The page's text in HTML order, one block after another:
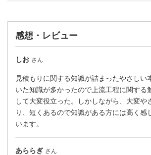
感想・レビュー
しお さん
見積もりに関する知識が詰まったやさしい
いた知識が多かったので上流工程に関する
して大変役立った。しかしながら、大変や
り、短くあるので知識がある方には高く感
います。
あららぎ さん